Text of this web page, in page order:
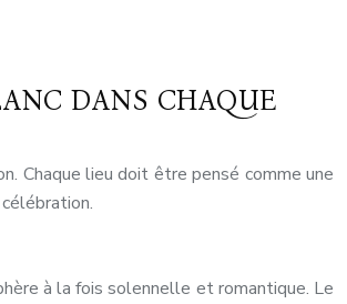
DANS CHAQUE
Chaque lieu doit être pensé comme une
à la fois solennelle et romantique. Le